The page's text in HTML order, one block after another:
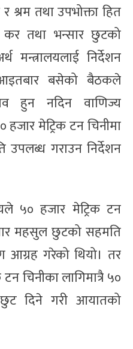
र श्रम तथा उपभोक्ता हित
तथा भन्सार छुटको
मन्त्रालयलाई निर्देशन
बसेको बैठकले
हुन नदिन वाणिज्य
मेट्रिक टन चिनीमा
गराउन निर्देशन
५० हजार मेट्रिक टन
महसुल छुटको सहमति
आग्रह गरेको थियो। तर
चिनीका लागिमात्रै ५०
दिने गरी आयातको